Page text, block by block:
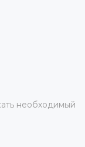
необходимый